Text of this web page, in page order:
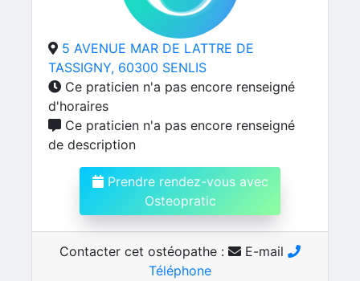
5 AVENUE MAR DE LATTRE DE
TASSIGNY, 60300 SENLIS
Ce praticien n'a pas encore renseigné
d'horaires
Ce praticien n'a pas encore renseigné
de description
Prendre rendez-vous avec
Osteopratic
Contacter cet ostéopathe :
E-mail
Téléphone